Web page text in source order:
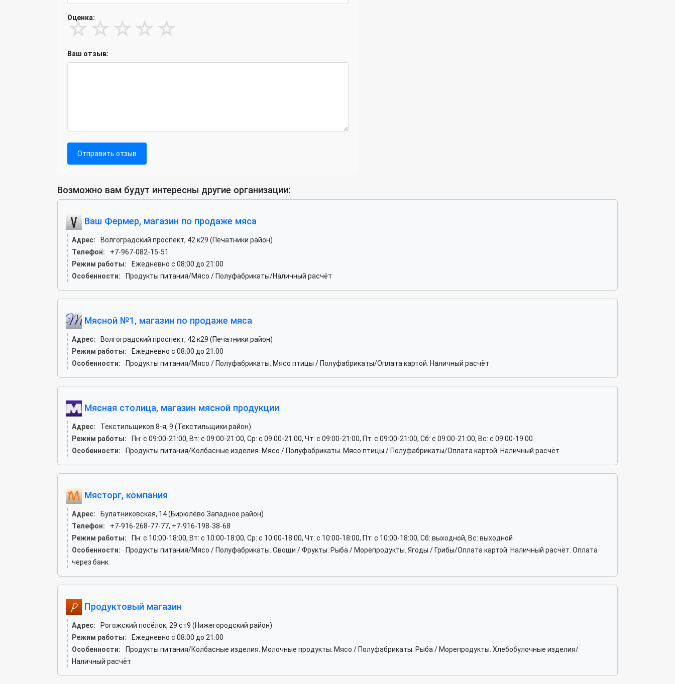
Оценка:
☆ ☆ ☆ ☆ ☆
Ваш отзыв:
Отправить отзыв
Возможно вам будут интересны другие организации:
Ваш Фермер, магазин по продаже мяса
Адрес:
Волгоградский проспект, 42 к29 (Печатники район)
Телефон:
+7-967-082-15-51
Режим работы:
Ежедневно с 08:00 до 21:00
Особенности:
Продукты питания/Мясо / Полуфабрикаты/Наличный расчёт
Мясной №1, магазин по продаже мяса
Адрес:
Волгоградский проспект, 42 к29 (Печатники район)
Режим работы:
Ежедневно с 08:00 до 21:00
Особенности:
Продукты питания/Мясо / Полуфабрикаты. Мясо птицы / Полуфабрикаты/Оплата картой. Наличный расчёт
Мясная столица, магазин мясной продукции
Адрес:
Текстильщиков 8-я, 9 (Текстильщики район)
Режим работы:
Пн: c 09:00-21:00, Вт: c 09:00-21:00, Ср: c 09:00-21:00, Чт: c 09:00-21:00, Пт: c 09:00-21:00, Сб: c 09:00-21:00, Вс: c 09:00-19:00
Особенности:
Продукты питания/Колбасные изделия. Мясо / Полуфабрикаты. Мясо птицы / Полуфабрикаты/Оплата картой. Наличный расчёт
Мясторг, компания
Адрес:
Булатниковская, 14 (Бирюлёво Западное район)
Телефон:
+7-916-268-77-77, +7-916-198-38-68
Режим работы:
Пн: c 10:00-18:00, Вт: c 10:00-18:00, Ср: c 10:00-18:00, Чт: c 10:00-18:00, Пт: c 10:00-18:00, Сб: выходной, Вс: выходной
Особенности:
Продукты питания/Мясо / Полуфабрикаты. Овощи / Фрукты. Рыба / Морепродукты. Ягоды / Грибы/Оплата картой. Наличный расчёт. Оплата
через банк
Продуктовый магазин
Адрес:
Рогожский посёлок, 29 ст9 (Нижегородский район)
Режим работы:
Ежедневно с 08:00 до 21:00
Особенности:
Продукты питания/Колбасные изделия. Молочные продукты. Мясо / Полуфабрикаты. Рыба / Морепродукты. Хлебобулочные изделия/
Наличный расчёт